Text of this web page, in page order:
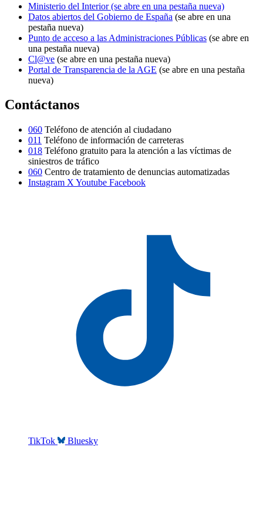
Ministerio del Interior(se abre en una pestaña nueva)
Datos abiertos del Gobierno de España (se abre en una
pestaña nueva)
Punto de acceso a las Administraciones Públicas (se abre en
una pestaña nueva)
Cl@ve (se abre en una pestaña nueva)
Portal de Transparencia de la AGE (se abre en una pestaña
nueva)
Contáctanos
060 Teléfono de atención al ciudadano
011 Teléfono de información de carreteras
018 Teléfono gratuito para la atención a las víctimas de
siniestros de tráfico
060 Centro de tratamiento de denuncias automatizadas
Instagram X Youtube Facebook
TikTok Bluesky